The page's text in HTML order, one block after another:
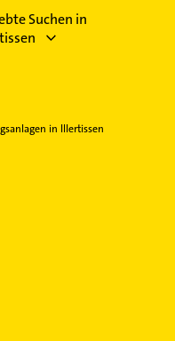
Suchen in
in Illertissen